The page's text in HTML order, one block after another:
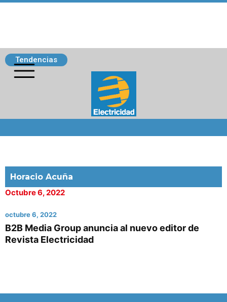
Tendencias
Horacio Acuña
Octubre 6, 2022
octubre 6, 2022
B2B Media Group anuncia al nuevo editor de
Revista Electricidad